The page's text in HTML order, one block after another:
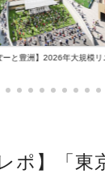
ーと豊洲】2026年大規模リ
ポ】「東